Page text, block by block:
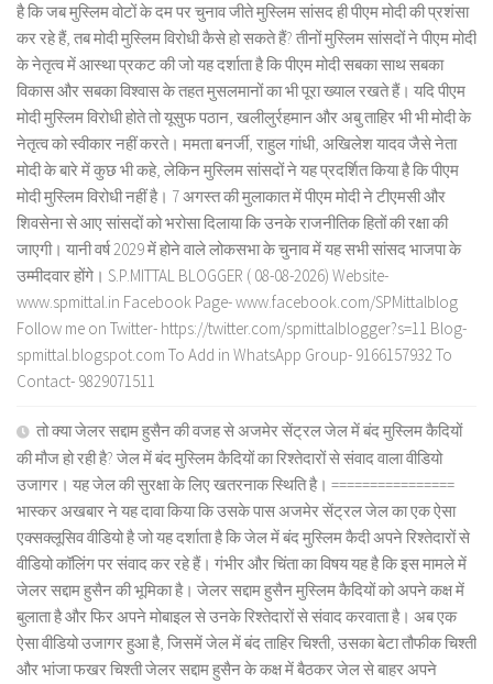
है कि जब मुस्लिम वोटों के दम पर चुनाव जीते मुस्लिम सांसद ही पीएम मोदी की प्रशंसा
कर रहे हैं, तब मोदी मुस्लिम विरोधी कैसे हो सकते हैं? तीनों मुस्लिम सांसदों ने पीएम मोदी
के नेतृत्व में आस्था प्रकट की जो यह दर्शाता है कि पीएम मोदी सबका साथ सबका
विकास और सबका विश्वास के तहत मुसलमानों का भी पूरा ख्याल रखते हैं। यदि पीएम
मोदी मुस्लिम विरोधी होते तो यूसुफ पठान, खलीलुर्रहमान और अबु ताहिर भी भी मोदी के
नेतृत्व को स्वीकार नहीं करते। ममता बनर्जी, राहुल गांधी, अखिलेश यादव जैसे नेता
मोदी के बारे में कुछ भी कहे, लेकिन मुस्लिम सांसदों ने यह प्रदर्शित किया है कि पीएम
मोदी मुस्लिम विरोधी नहीं है। 7 अगस्त की मुलाकात में पीएम मोदी ने टीएमसी और
शिवसेना से आए सांसदों को भरोसा दिलाया कि उनके राजनीतिक हितों की रक्षा की
जाएगी। यानी वर्ष 2029 में होने वाले लोकसभा के चुनाव में यह सभी सांसद भाजपा के
उम्मीदवार होंगे। S.P.MITTAL BLOGGER ( 08-08-2026) Website-
www.spmittal.in Facebook Page- www.facebook.com/SPMittalblog
Follow me on Twitter- https://twitter.com/spmittalblogger?s=11 Blog-
spmittal.blogspot.com To Add in WhatsApp Group- 9166157932 To
Contact- 9829071511
तो क्या जेलर सद्दाम हुसैन की वजह से अजमेर सेंट्रल जेल में बंद मुस्लिम कैदियों
की मौज हो रही है? जेल में बंद मुस्लिम कैदियों का रिश्तेदारों से संवाद वाला वीडियो
उजागर। यह जेल की सुरक्षा के लिए खतरनाक स्थिति है। ================
भास्कर अखबार ने यह दावा किया कि उसके पास अजमेर सेंट्रल जेल का एक ऐसा
एक्सक्लूसिव वीडियो है जो यह दर्शाता है कि जेल में बंद मुस्लिम कैदी अपने रिश्तेदारों से
वीडियो कॉलिंग पर संवाद कर रहे हैं। गंभीर और चिंता का विषय यह है कि इस मामले में
जेलर सद्दाम हुसैन की भूमिका है। जेलर सद्दाम हुसैन मुस्लिम कैदियों को अपने कक्ष में
बुलाता है और फिर अपने मोबाइल से उनके रिश्तेदारों से संवाद करवाता है। अब एक
ऐसा वीडियो उजागर हुआ है, जिसमें जेल में बंद ताहिर चिश्ती, उसका बेटा तौफीक चिश्ती
और भांजा फखर चिश्ती जेलर सद्दाम हुसैन के कक्ष में बैठकर जेल से बाहर अपने